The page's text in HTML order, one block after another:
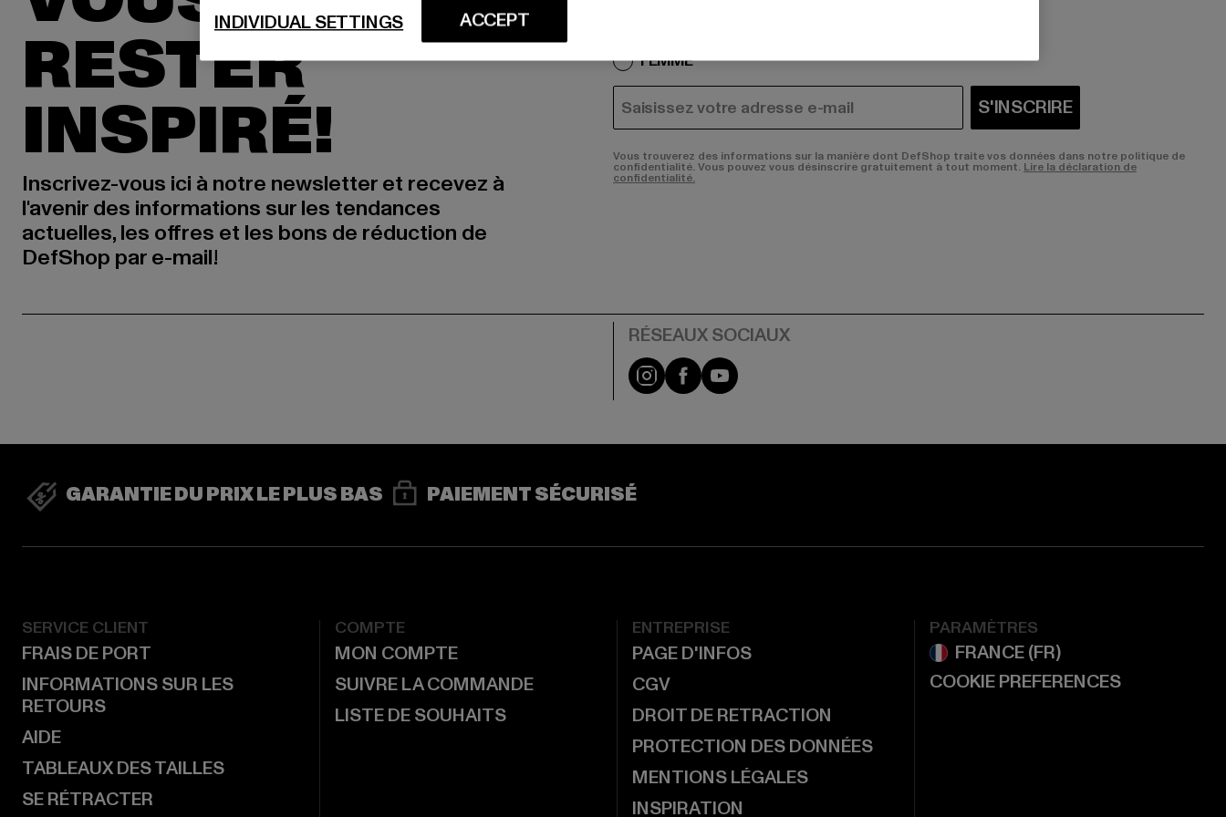
RESTER
INSPIRÉ!
Inscrivez-vous ici à notre newsletter et recevez à
l'avenir des informations sur les tendances
actuelles, les offres et les bons de réduction de
DefShop par e-mail!
FEMME
COURRIEL S'INSCRIRE
Vous trouverez des informations sur la manière dont DefShop traite vos données dans notre politique de
confidentialité. Vous pouvez vous désinscrire gratuitement à tout moment. Lire la déclaration de
confidentialité.
Visit our Instagram page:
Visit our Facebook page:
Visit our YouTube channel:
GARANTIE DU PRIX LE PLUS BAS PAIEMENT SÉCURISÉ
SERVICE CLIENT
FRAIS DE PORT
INFORMATIONS SUR LES
RETOURS
AIDE
TABLEAUX DES TAILLES
SE RÉTRACTER
COMPTE
MON COMPTE
SUIVRE LA COMMANDE
LISTE DE SOUHAITS
ENTREPRISE
PAGE D'INFOS
CGV
DROIT DE RETRACTION
PROTECTION DES DONNÉES
MENTIONS LÉGALES
INSPIRATION
PARAMÈTRES
COOKIE PREFERENCES
ACCEPT
INDIVIDUAL SETTINGS